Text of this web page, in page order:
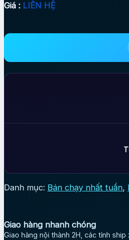
Giá : LIÊN HỆ
Danh mục: Bán chạy nhất tuần,
Giao hàng nhanh chóng
Giao hàng nội thành 2H, các tỉnh ship